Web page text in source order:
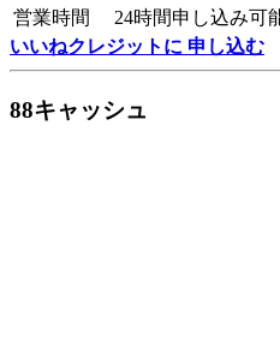
営業時間
24時間申し込み可
いいねクレジットに 申し込む
88キャッシュ